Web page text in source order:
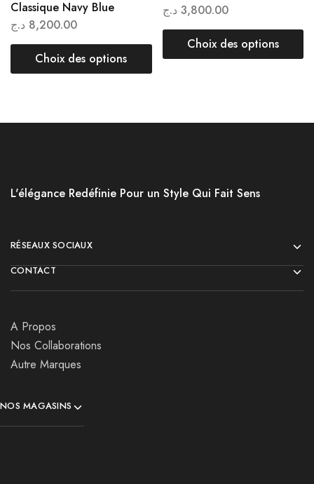
Classique Navy Blue
8,200.00 د.ج
Choix des options
3,800.00 د.ج
Choix des options
L'élégance Redéfinie Pour un Style Qui Fait Sens
RÉSEAUX SOCIAUX
CONTACT
A Propos
Nos Collaborations
Autre Marques
NOS MAGASINS